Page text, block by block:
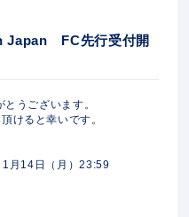
Japan FC先行受付開
うございます。
けると幸いです。
1月14日（月）23:59